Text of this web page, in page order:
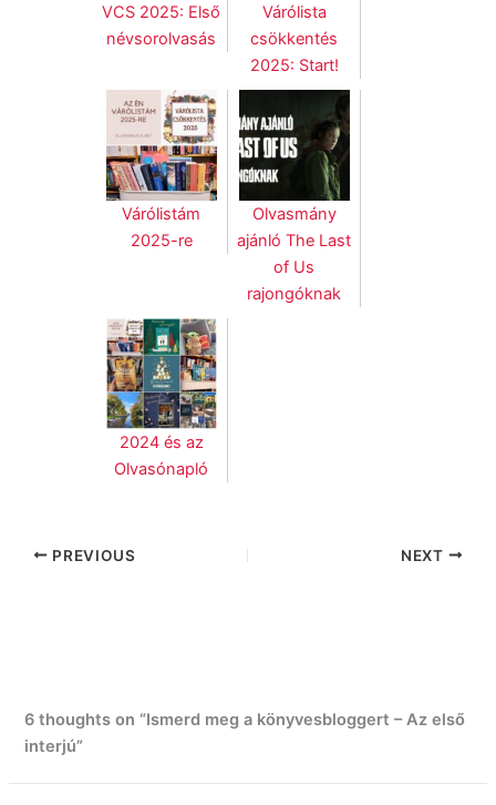
VCS 2025: Első
névsorolvasás
Várólista
csökkentés
2025: Start!
Várólistám
2025-re
Olvasmány
ajánló The Last
of Us
rajongóknak
2024 és az
Olvasónapló
PREVIOUS NEXT
6 thoughts on “Ismerd meg a könyvesbloggert – Az első
interjú”